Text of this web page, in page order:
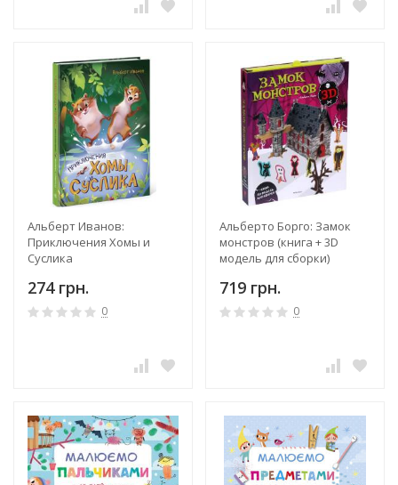
Альберт Иванов:
Приключения Хомы и
Суслика
274 грн.
0
Альберто Борго: Замок
монстров (книга + 3D
модель для сборки)
719 грн.
0